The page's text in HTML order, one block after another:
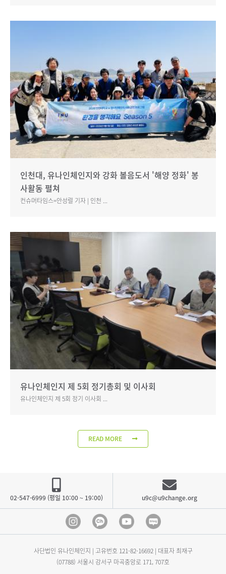
인천대, 유나인체인지와 강화 볼음도서 '해양 정화' 봉
사활동 펼쳐
컨슈머타임스=안성렬 기자 | 인천 ...
유나인체인지 제 5회 정기총회 및 이사회
유나인체인지 제 5회 정기 이사회 ...
READ MORE
02-547-6999 (평일 10:00 ~ 19:00) u9c@u9change.org
InstagramKakao Channel
Youtube blog
사단법인 유나인체인지 | 고유번호 121-82-16692| 대표자 최재구
(07788) 서울시 강서구 마곡중앙로 171, 707호